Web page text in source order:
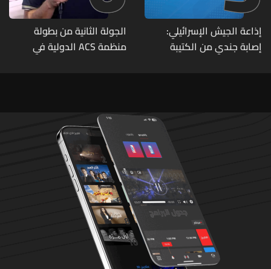
إذاعة الجيش الإسرائيلي:
إصابة جندي من الكتيبة
الجولة الثانية من بطولة
منظمة ACS الدولية في